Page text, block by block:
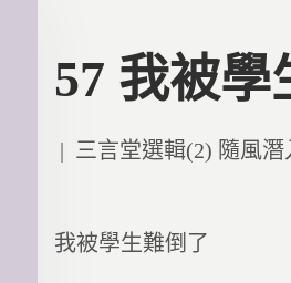
57 我被學
Posted
三言堂選輯(2) 隨風潛
我被學生難倒了